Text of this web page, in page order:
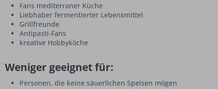
Fans mediterraner Küche
Liebhaber fermentierter Lebensmittel
Grillfreunde
Antipasti-Fans
kreative Hobbyköche
Weniger geeignet für:
Personen, die keine säuerlichen Speisen mögen